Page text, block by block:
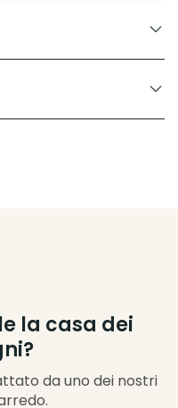
la casa dei
da uno dei nostri